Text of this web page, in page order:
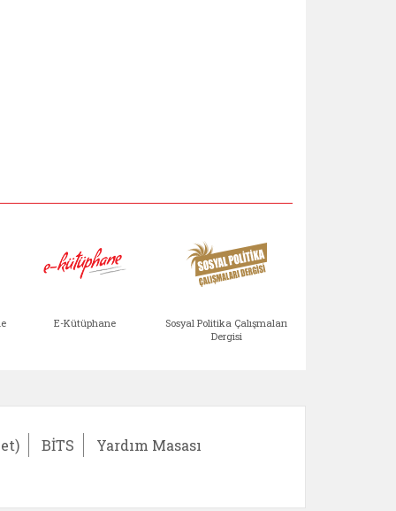
E-Kütüphane
Sosyal Politika Çalışmaları
Dergisi
BİTS Yardım Masası